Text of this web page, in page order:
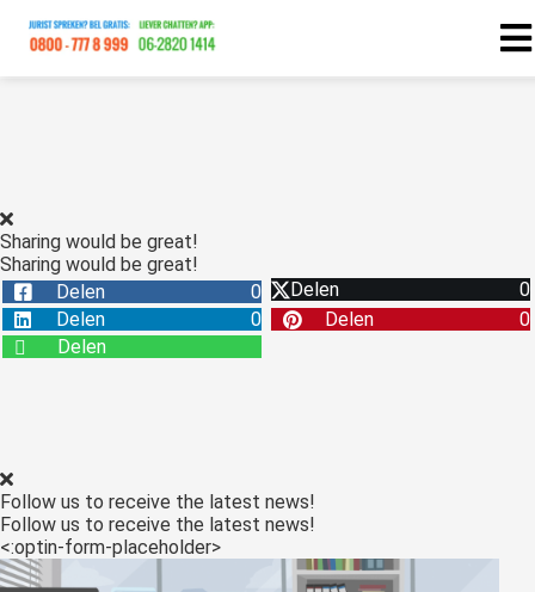
Sharing would be great!
Sharing would be great!
Delen
0 Delen
0
Delen
0 Delen
0
Delen
Follow us to receive the latest news!
Follow us to receive the latest news!
<:optin-form-placeholder>
zijn
deze
kan de
niet